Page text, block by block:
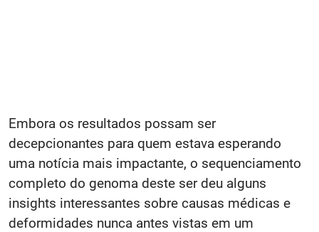
Embora os resultados possam ser
decepcionantes para quem estava esperando
uma notícia mais impactante, o sequenciamento
completo do genoma deste ser deu alguns
insights interessantes sobre causas médicas e
deformidades nunca antes vistas em um